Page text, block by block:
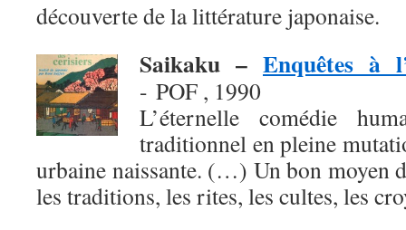
découverte de la littérature japonaise.
Saikaku – Enquêtes à
- POF , 1990
L’éternelle comédie
traditionnel en pleine
urbaine naissante. (…) Un bon moyen
les traditions, les rites, les cultes, les